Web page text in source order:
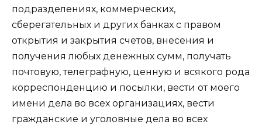
подразделениях, коммерческих,
сберегательных и других банках с правом
открытия и закрытия счетов, внесения и
получения любых денежных сумм, получать
почтовую, телеграфную, ценную и всякого рода
корреспонденцию и посылки, вести от моего
имени дела во всех организациях, вести
гражданские и уголовные дела во всех